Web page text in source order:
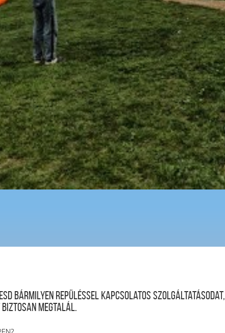
bármilyen repüléssel kapcsolatos szolgáltatásodat,
biztosan megtalál.